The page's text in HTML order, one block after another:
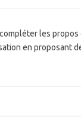
les
en proposant